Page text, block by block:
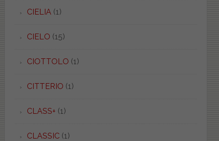
CIELIA (1)
CIELO (15)
CIOTTOLO (1)
CITTERIO (1)
CLASS+ (1)
CLASSIC(1)